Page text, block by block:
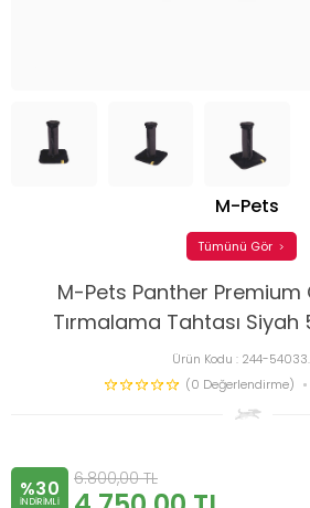
M-Pets Panther Premium
Tırmalama Tahtası
Ürün Kodu : 244-
(0 Değerlendirme)
M-Pets
Tümünü Gör
%30
INDIRIMLI
6.800,00TL